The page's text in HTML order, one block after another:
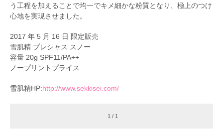
う工程を加えることで均一でキメ細かな粉質となり、極上のつけ
心地を実現させました。
2017 年 5 月 16 日 限定販売
雪肌精 プレシャス スノー
容量 20g SPF11/PA++
ノープリントプライス
雪肌精HP:http://www.sekkisei.com/
1 / 1